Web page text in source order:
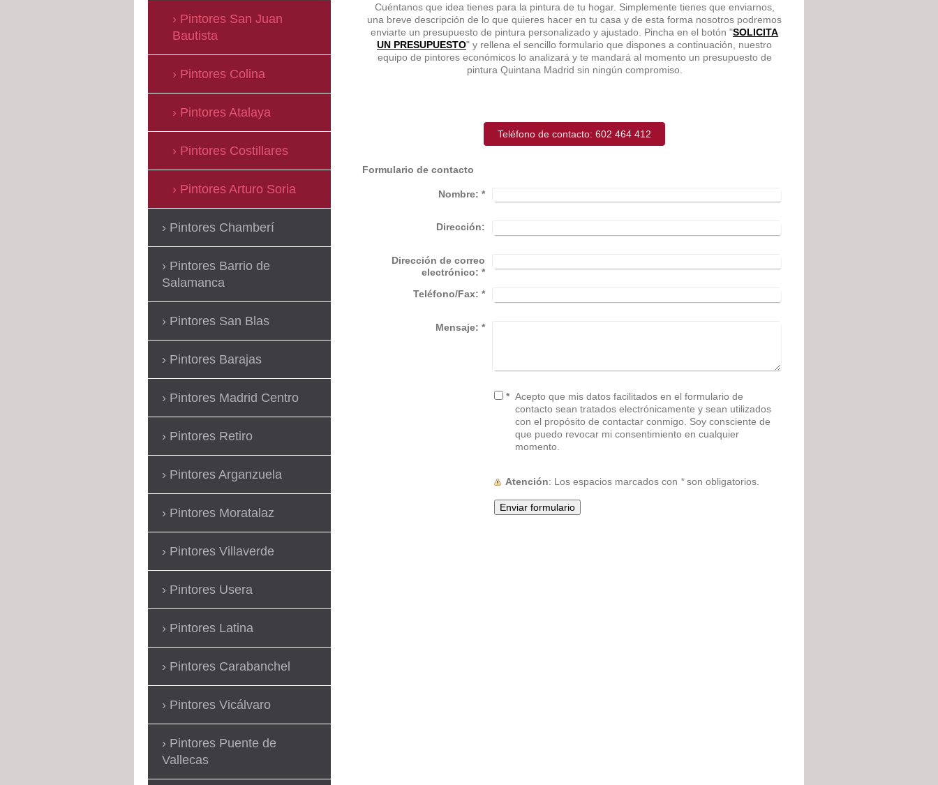
Cuéntanos que idea tienes para la pintura de tu hogar. Simplemente tienes que enviarnos,
una breve descripción de lo que quieres hacer en tu casa y de esta forma nosotros podremos
enviarte un presupuesto de pintura personalizado y ajustado. Pincha en el botón "SOLICITA
UN PRESUPUESTO" y rellena el sencillo formulario que dispones a continuación, nuestro
equipo de pintores económicos lo analizará y te mandará al momento un presupuesto de
pintura Quintana Madrid sin ningún compromiso.
Teléfono de contacto: 602 464 412
Formulario de contacto
Nombre: *
Dirección:
Dirección de correo
electrónico: *
Teléfono/Fax: *
Mensaje: *
* Acepto que mis datos facilitados en el formulario de
contacto sean tratados electrónicamente y sean utilizados
con el propósito de contactar conmigo. Soy consciente de
que puedo revocar mi consentimiento en cualquier
momento.
Atención : Los espacios marcados con *son obligatorios.
Pintores San Juan
Bautista
Pintores Colina
Pintores Atalaya
Pintores Costillares
Pintores Arturo Soria
Pintores Chamberí
Pintores Barrio de
Salamanca
Pintores San Blas
Pintores Barajas
Pintores Madrid Centro
Pintores Retiro
Pintores Arganzuela
Pintores Moratalaz
Pintores Villaverde
Pintores Usera
Pintores Latina
Pintores Carabanchel
Pintores Vicálvaro
Pintores Puente de
Vallecas